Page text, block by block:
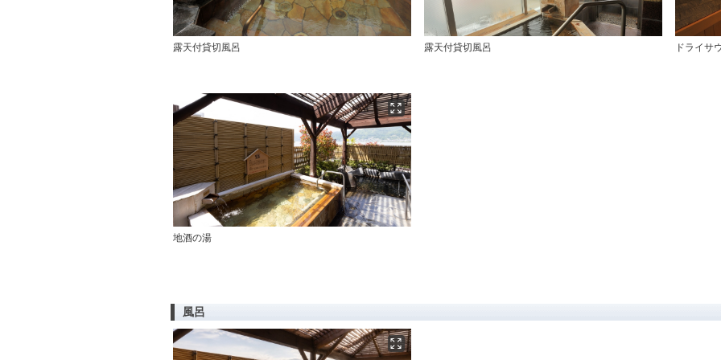
露天付貸切風呂 露天付貸切風呂 ドライサ
地酒の湯
風呂